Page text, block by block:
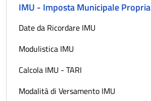
IMU - Imposta Municipale Propria
Date da Ricordare IMU
Modulistica IMU
Calcola IMU - TARI
Modalità di Versamento IMU